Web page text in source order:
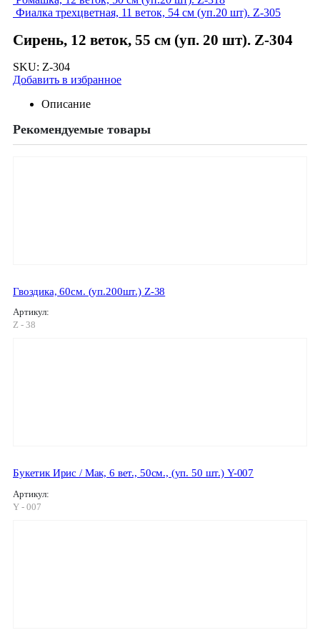
Фиалка трехцветная, 11 веток, 54 см (уп.20 шт). Z-305
Сирень, 12 веток, 55 см (уп. 20 шт). Z-304
SKU: Z-304
Добавить в избранное
Описание
Рекомендуемые товары
Гвоздика, 60см. (уп.200шт.) Z-38
Артикул:
Z - 38
Букетик Ирис / Мак, 6 вет., 50см., (уп. 50 шт.) Y-007
Артикул:
Y - 007